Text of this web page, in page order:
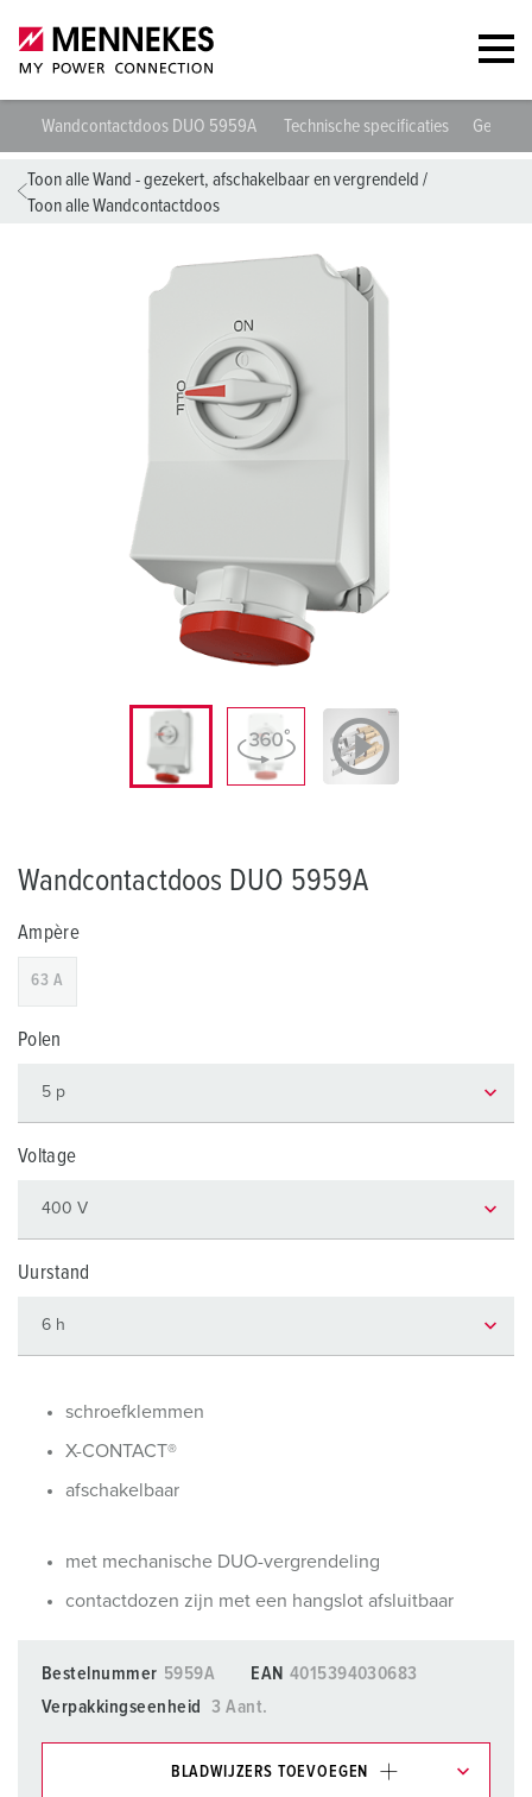
Wandcontactdoos DUO 5959A Technische specificaties
Toon alle Wand - gezekert, afschakelbaar en vergrendeld /
Toon alle Wandcontactdoos
Wandcontactdoos DUO 5959A
Ampère
63 A
Polen
Voltage
Uurstand
schroefklemmen
X-CONTACT®
afschakelbaar
met mechanische DUO-vergrendeling
contactdozen zijn met een hangslot afsluitbaar
Bestelnummer 5959A EAN 4015394030683
Verpakkingseenheid
3 Aant.
BLADWIJZERS TOEVOEGEN